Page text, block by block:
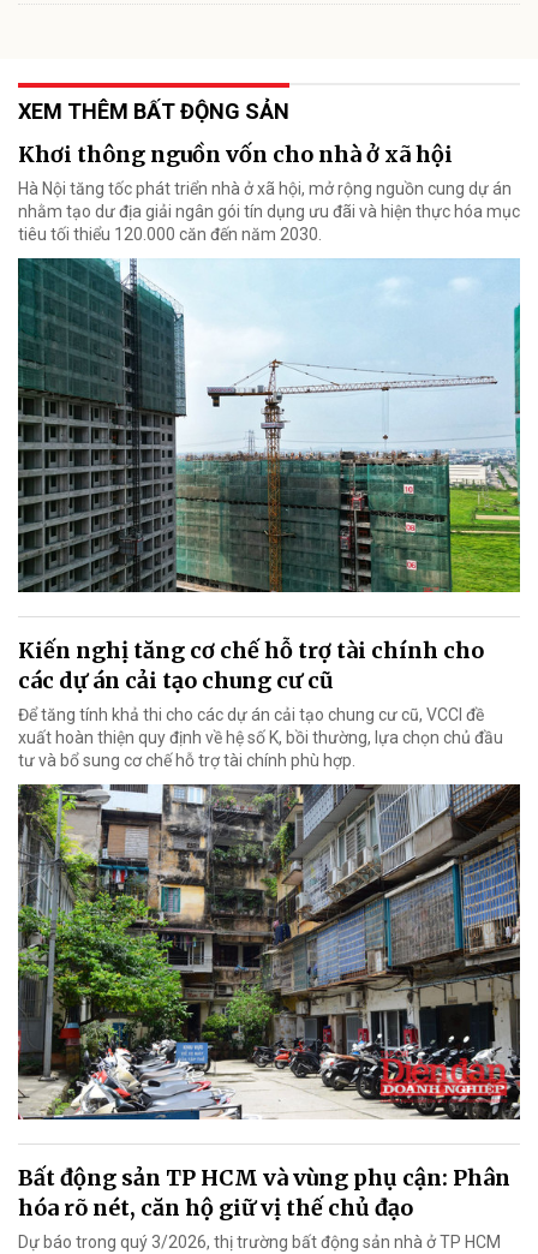
XEM THÊM BẤT ĐỘNG SẢN
Khơi thông nguồn vốn cho nhà ở xã hội
Hà Nội tăng tốc phát triển nhà ở xã hội, mở rộng nguồn cung dự án
nhằm tạo dư địa giải ngân gói tín dụng ưu đãi và hiện thực hóa mục
tiêu tối thiểu 120.000 căn đến năm 2030.
Kiến nghị tăng cơ chế hỗ trợ tài chính cho
các dự án cải tạo chung cư cũ
Để tăng tính khả thi cho các dự án cải tạo chung cư cũ, VCCI đề
xuất hoàn thiện quy định về hệ số K, bồi thường, lựa chọn chủ đầu
tư và bổ sung cơ chế hỗ trợ tài chính phù hợp.
Bất động sản TP HCM và vùng phụ cận: Phân
hóa rõ nét, căn hộ giữ vị thế chủ đạo
Dự báo trong quý 3/2026, thị trường bất động sản nhà ở TP HCM